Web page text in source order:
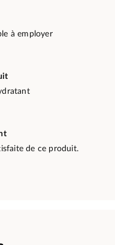
à employer
de ce produit.